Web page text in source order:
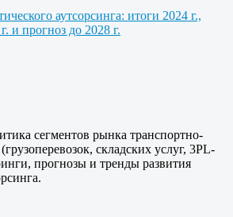
сегментов рынка транспортно-
складских услуг, 3PL-
прогнозы и тренды развития